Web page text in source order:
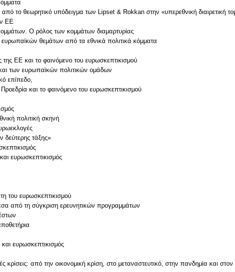
: από το θεωρητικό υπόδειγμα των Lipset & Rokkan στην «υπερεθνική
ΕΕ
Ο ρόλος των κομμάτων διαμαρτυρίας
θεμάτων από τα εθνικά πολιτικά κόμματα
ΕΕ και το φαινόμενο του ευρωσκεπτικισμού
των ευρωπαϊκών πολιτικών ομάδων
επίπεδο,
και το φαινόμενο του ευρωσκεπτικισμού
πολιτική σκηνή
δεύτερης τάξης»
ευρωσκεπτικισμός
του ευρωσκεπτικισμού
από τη σύγκριση ερευνητικών προγραμμάτων
ευρωσκεπτικισμός
από την οικονομική κρίση, στο μεταναστευτικό, στην πανδημία και